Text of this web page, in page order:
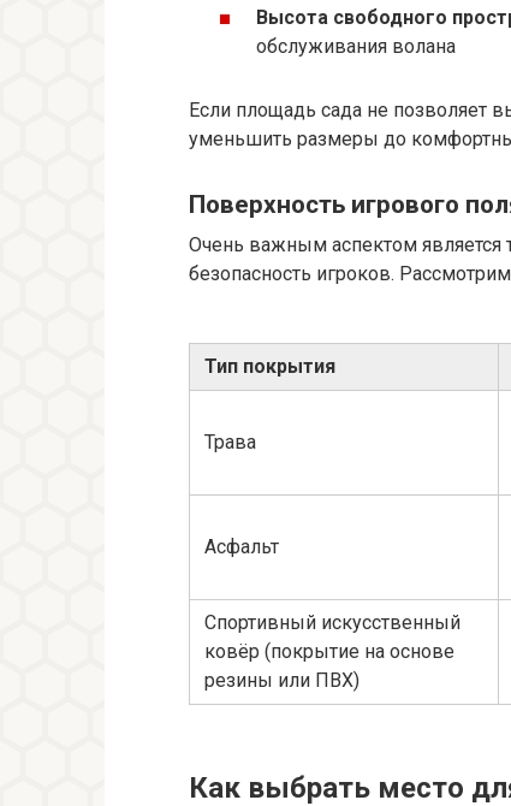
Высота свободного
обслуживания волана
Если площадь сада не позволяет
уменьшить размеры до
Поверхность игрового
Очень важным аспектом является
безопасность игроков.
Тип покрытия
Трава
Асфальт
Спортивный искусственный
ковёр (покрытие на основе
резины или ПВХ)
Как выбрать место